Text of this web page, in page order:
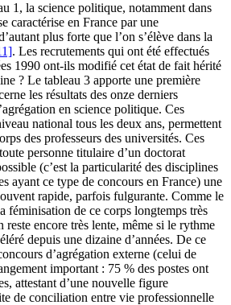
1, la science politique, notamment dans
caractérise en France par une
plus forte que l’on s’élève dans la
. Les recrutements qui ont été effectués
1990 ont-ils modifié cet état de fait hérité
? Le tableau 3 apporte une première
les résultats des onze derniers
en science politique. Ces
national tous les deux ans, permettent
des professeurs des universités. Ces
personne titulaire d’un doctorat
(c’est la particularité des disciplines
ayant ce type de concours en France) une
rapide, parfois fulgurante. Comme le
féminisation de ce corps longtemps très
encore très lente, même si le rythme
depuis une dizaine d’années. De ce
d’agrégation externe (celui de
important : 75 % des postes ont
attestant d’une nouvelle figure
de conciliation entre vie professionnelle